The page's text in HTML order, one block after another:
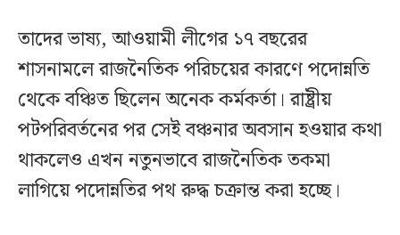
তাদের ভাষ্য, আওয়ামী লীগের ১৭ বছরের
শাসনামলে রাজনৈতিক পরিচয়ের কারণে পদোন্নতি
থেকে বঞ্চিত ছিলেন অনেক কর্মকর্তা। রাষ্ট্রীয়
পটপরিবর্তনের পর সেই বঞ্চনার অবসান হওয়ার কথা
থাকলেও এখন নতুনভাবে রাজনৈতিক তকমা
লাগিয়ে পদোন্নতির পথ রুদ্ধ চক্রান্ত করা হচ্ছে।